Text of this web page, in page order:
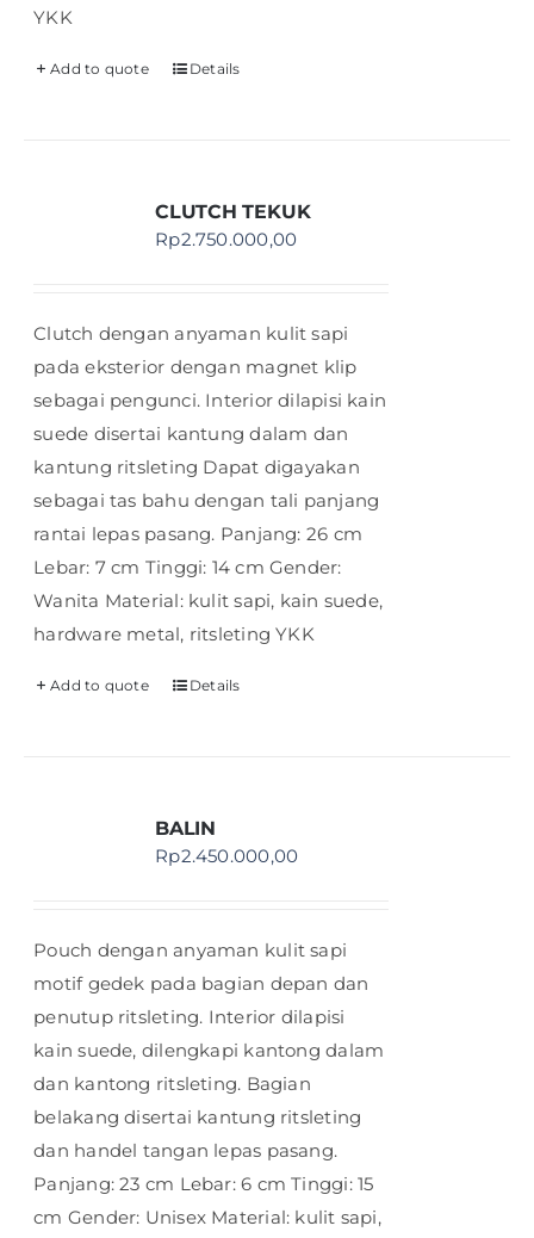
YKK
Add to quote Details
CLUTCH TEKUK
Rp2.750.000,00
Clutch dengan anyaman kulit sapi
pada eksterior dengan magnet klip
sebagai pengunci. Interior dilapisi kain
suede disertai kantung dalam dan
kantung ritsleting Dapat digayakan
sebagai tas bahu dengan tali panjang
rantai lepas pasang. Panjang: 26 cm
Lebar: 7 cm Tinggi: 14 cm Gender:
Wanita Material: kulit sapi, kain suede,
hardware metal, ritsleting YKK
Add to quote Details
BALIN
Rp2.450.000,00
Pouch dengan anyaman kulit sapi
motif gedek pada bagian depan dan
penutup ritsleting. Interior dilapisi
kain suede, dilengkapi kantong dalam
dan kantong ritsleting. Bagian
belakang disertai kantung ritsleting
dan handel tangan lepas pasang.
Panjang: 23 cm Lebar: 6 cm Tinggi: 15
cm Gender: Unisex Material: kulit sapi,